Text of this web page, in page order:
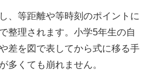
、等距離や等時刻のポイントに
整理されます。小学5年生の自
差を図で表してから式に移る手
多くても崩れません。